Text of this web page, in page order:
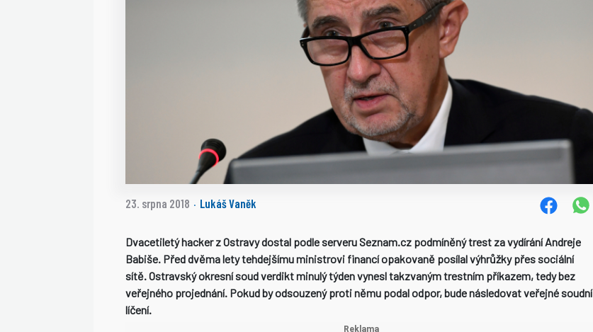
23. srpna 2018 · Lukáš Vaněk
Dvacetiletý hacker z Ostravy dostal podle serveru Seznam.cz podmíněný trest za vydírání Andreje
Babiše. Před dvěma lety tehdejšímu ministrovi financí opakovaně posílal výhrůžky přes sociální
sítě. Ostravský okresní soud verdikt minulý týden vynesl takzvaným trestním příkazem, tedy bez
veřejného projednání. Pokud by odsouzený proti němu podal odpor, bude následovat veřejné soudní
líčení.